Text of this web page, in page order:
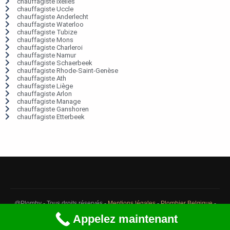
chauffagiste Uccle
chauffagiste Anderlecht
chauffagiste Waterloo
chauffagiste Tubize
chauffagiste Mons
chauffagiste Charleroi
chauffagiste Namur
chauffagiste Schaerbeek
chauffagiste Rhode-Saint-Genèse
chauffagiste Ath
chauffagiste Liège
chauffagiste Arlon
chauffagiste Manage
chauffagiste Ganshoren
chauffagiste Etterbeek
@Plomby - Tous droits réservés -Mentions légales-Plombier Belgique-
Débouchage Belgique
Appelez maintenant